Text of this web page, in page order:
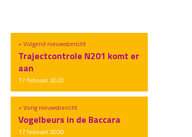
« Vorig nieuwsbericht
Vogelbeurs in de Baccara
17 februari 2020
» Volgend nieuwsbericht
Trajectcontrole N201 komt er
aan
17 februari 2020